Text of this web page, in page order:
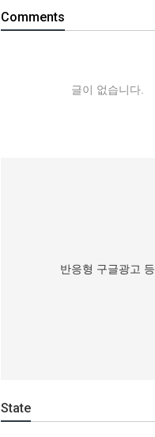
Comments
글이 없습니다.
반응형 구글광고 등
State